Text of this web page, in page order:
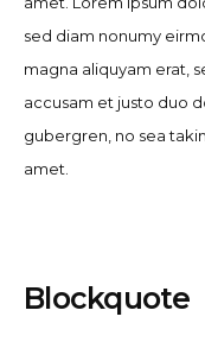
sed diam nonumy
magna aliquyam erat,
accusam et justo duo
gubergren, no sea
amet.
Blockquote